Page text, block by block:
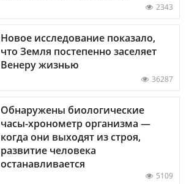
2343
Новое исследование показало,
что Земля постепенно заселяет
Венеру жизнью
36287
Обнаружены биологические
часы-хронометр организма —
когда они выходят из строя,
развитие человека
останавливается
5109